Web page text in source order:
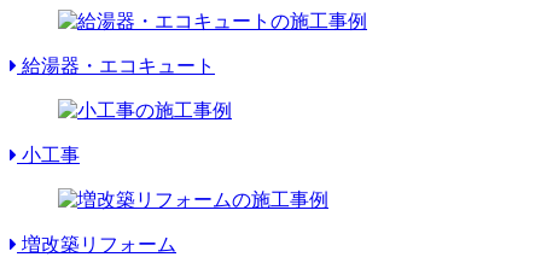
給湯器・エコキュート
小工事
増改築リフォーム